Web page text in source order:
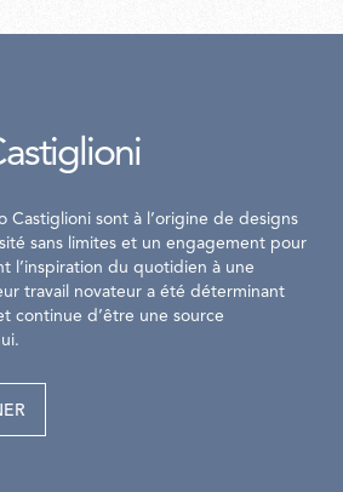
Castiglioni sont à l’origine de designs
sans limites et un engagement pour
l’inspiration du quotidien à une
travail novateur a été déterminant
continue d’être une source